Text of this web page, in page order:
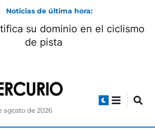
Noticias de última hora:
su dominio en el ciclismo
de pista
agosto de 2026